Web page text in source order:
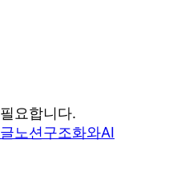
요합니다.
노션구조화와AI